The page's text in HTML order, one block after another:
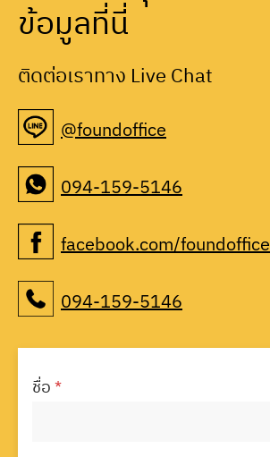
ข้อมูลที่นี่
ติดต่อเราทาง Live Chat
@foundoffice
094-159-5146
facebook.com/foundoffice
094-159-5146
ชื่อ*